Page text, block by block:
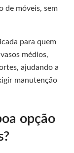
de móveis, sem
para quem
médios,
ajudando a
manutenção
opção